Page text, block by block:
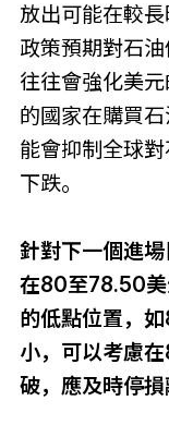
放出可能在較
政策預期對石
往往會強化美
的國家在購買
能會抑制全球
下跌。
針對下一個進
在80至78.50美
的低點位置，
小，可以考慮
破，應及時停損